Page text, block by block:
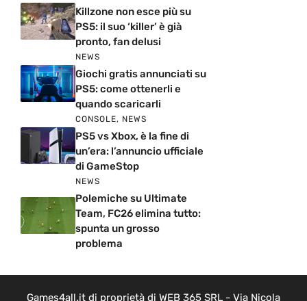
Killzone non esce più su
PS5: il suo ‘killer’ è già
pronto, fan delusi
NEWS
Giochi gratis annunciati su
PS5: come ottenerli e
quando scaricarli
CONSOLE, NEWS
PS5 vs Xbox, è la fine di
un’era: l’annuncio ufficiale
di GameStop
NEWS
Polemiche su Ultimate
Team, FC26 elimina tutto:
spunta un grosso
problema
Games4all.it di proprietà di WEB 365 SRL - Via Nicola